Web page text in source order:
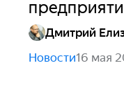
Дмитрий
Новости16 мая